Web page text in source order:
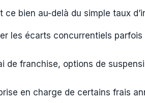
bien au-delà du simple taux
les écarts concurrentiels
de franchise, options de
en charge de certains frais